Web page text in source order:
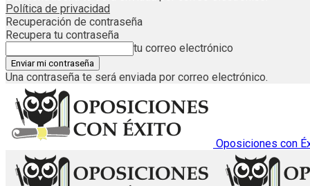
Política de privacidad
Recuperación de contraseña
Recupera tu contraseña
tu correo electrónico
Una contraseña te será enviada por correo electrónico.
Oposiciones con